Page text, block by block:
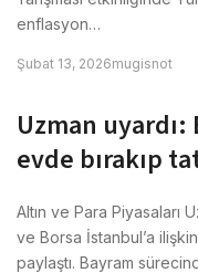
enflasyon…
Şubat 13, 2026mugisnot
Uzman uyardı:
evde bırakıp
Altın ve Para Piyasaları
ve Borsa İstanbul’a
paylaştı. Bayram